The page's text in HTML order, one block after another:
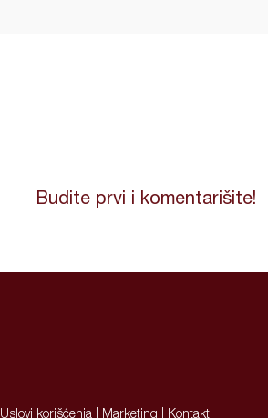
Budite prvi i komentarišite!
Uslovi korišćenja Marketing Kontakt